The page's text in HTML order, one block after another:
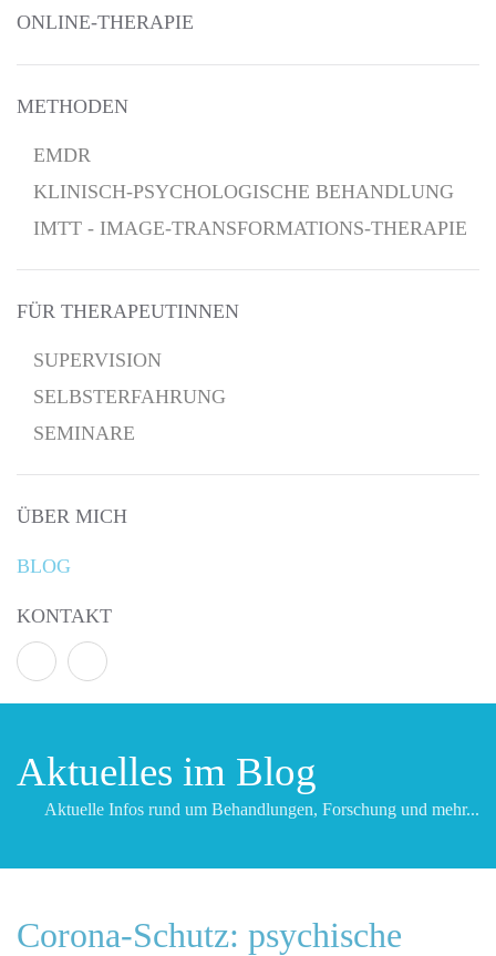
ONLINE-THERAPIE
METHODEN
EMDR
KLINISCH-PSYCHOLOGISCHE BEHANDLUNG
IMTT - IMAGE-TRANSFORMATIONS-THERAPIE
FÜR THERAPEUTINNEN
SUPERVISION
SELBSTERFAHRUNG
SEMINARE
ÜBER MICH
BLOG
KONTAKT
Aktuelles im Blog
Aktuelle Infos rund um Behandlungen, Forschung und mehr...
Corona-Schutz: psychische